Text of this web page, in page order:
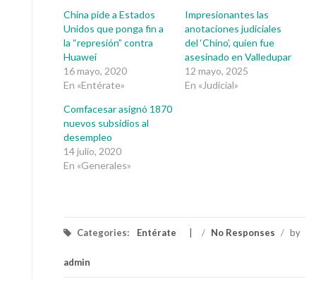
China pide a Estados
Unidos que ponga fin a
la “represión” contra
Huawei
16 mayo, 2020
En «Entérate»
Impresionantes las
anotaciones judiciales
del ‘Chino’, quien fue
asesinado en Valledupar
12 mayo, 2025
En «Judicial»
Comfacesar asignó 1870
nuevos subsidios al
desempleo
14 julio, 2020
En «Generales»
Categories: Entérate / No Responses / by
admin